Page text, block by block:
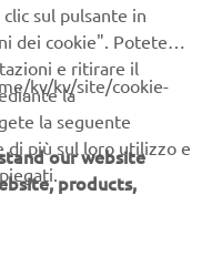
sul pulsante in
dei cookie". Potete
e ritirare il
la
la seguente
di più sul loro utilizzo e
kv/kv/site/cookie-
our website
products,